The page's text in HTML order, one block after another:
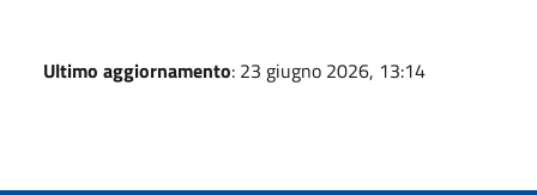
Ultimo aggiornamento: 23 giugno 2026, 13:14